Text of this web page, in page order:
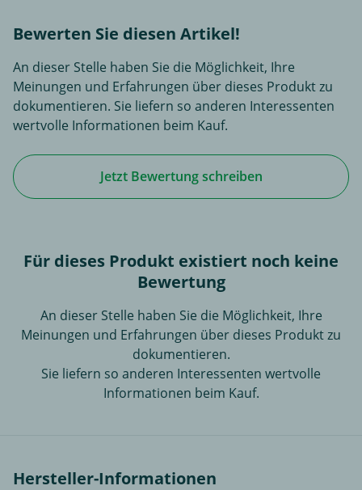
Bewerten Sie diesen Artikel!
An dieser Stelle haben Sie die Möglichkeit, Ihre
Meinungen und Erfahrungen über dieses Produkt zu
dokumentieren. Sie liefern so anderen Interessenten
wertvolle Informationen beim Kauf.
Jetzt Bewertung schreiben
Für dieses Produkt existiert noch keine
Bewertung
An dieser Stelle haben Sie die Möglichkeit, Ihre
Meinungen und Erfahrungen über dieses Produkt zu
dokumentieren.
Sie liefern so anderen Interessenten wertvolle
Informationen beim Kauf.
Hersteller-Informationen